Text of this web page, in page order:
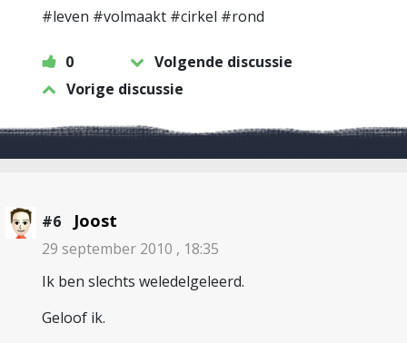
#leven #volmaakt #cirkel #rond
0
Volgende discussie
Vorige discussie
#6 Joost
29 september 2010 , 18:35
Ik ben slechts weledelgeleerd.
Geloof ik.